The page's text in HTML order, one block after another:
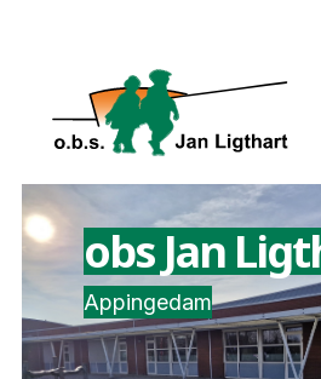
Home
Onderwijs
Organisatie
obs Jan
Appingedam